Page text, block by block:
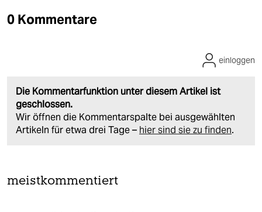
0 Kommentare
Die Kommentarfunktion unter diesem Artikel ist
geschlossen.
Wir öffnen die Kommentarspalte bei ausgewählten
Artikeln für etwa drei Tage – hier sind sie zu finden.
einloggen
meistkommentiert